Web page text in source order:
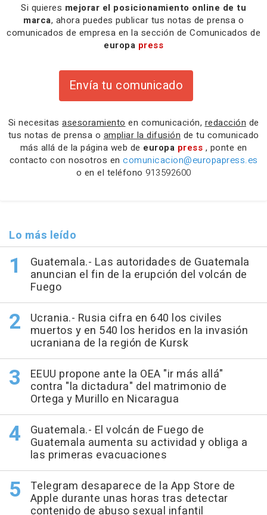
Si quieres mejorar el posicionamiento online de tu
marca, ahora puedes publicar tus notas de prensa o
comunicados de empresa en la sección de Comunicados de
europa press
Envía tu comunicado
Si necesitas asesoramiento en comunicación, redacción de
tus notas de prensa o ampliar la difusión de tu comunicado
más allá de la página web de europa press , ponte en
contacto con nosotros en comunicacion@europapress.es
o en el teléfono 913592600
Lo más leído
Guatemala.- Las autoridades de Guatemala
anuncian el fin de la erupción del volcán de
Fuego
Ucrania.- Rusia cifra en 640 los civiles
muertos y en 540 los heridos en la invasión
ucraniana de la región de Kursk
EEUU propone ante la OEA "ir más allá"
contra "la dictadura" del matrimonio de
Ortega y Murillo en Nicaragua
Guatemala.- El volcán de Fuego de
Guatemala aumenta su actividad y obliga a
las primeras evacuaciones
Telegram desaparece de la App Store de
Apple durante unas horas tras detectar
contenido de abuso sexual infantil